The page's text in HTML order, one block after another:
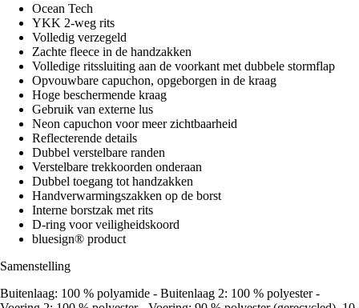
Ocean Tech
YKK 2-weg rits
Volledig verzegeld
Zachte fleece in de handzakken
Volledige ritssluiting aan de voorkant met dubbele stormflap
Opvouwbare capuchon, opgeborgen in de kraag
Hoge beschermende kraag
Gebruik van externe lus
Neon capuchon voor meer zichtbaarheid
Reflecterende details
Dubbel verstelbare randen
Verstelbare trekkoorden onderaan
Dubbel toegang tot handzakken
Handverwarmingszakken op de borst
Interne borstzak met rits
D-ring voor veiligheidskoord
bluesign® product
Samenstelling
Buitenlaag: 100 % polyamide - Buitenlaag 2: 100 % polyester -